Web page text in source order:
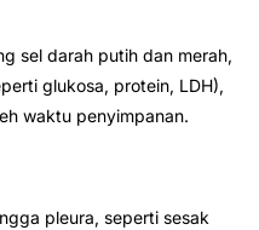
sel darah putih dan merah,
glukosa, protein, LDH),
waktu penyimpanan.
pleura, seperti sesak